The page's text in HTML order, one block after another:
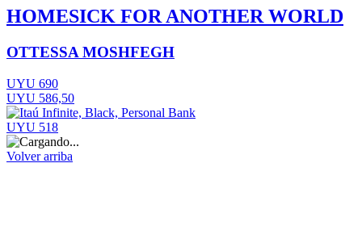
HOMESICK FOR ANOTHER WORLD
OTTESSA MOSHFEGH
UYU 690
UYU 586,50
UYU 518
Volver arriba